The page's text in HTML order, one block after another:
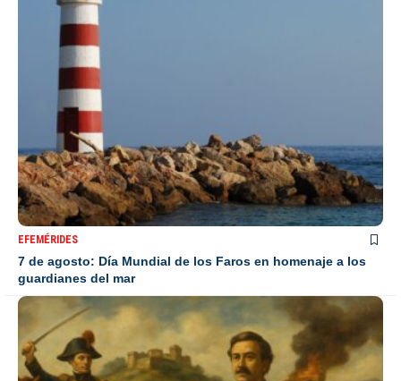
EFEMÉRIDES
7 de agosto: Día Mundial de los Faros en homenaje a los
guardianes del mar